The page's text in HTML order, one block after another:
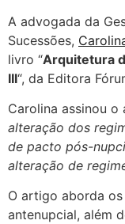
A advogada da
Sucessões,
livro “Arquitetura
III“, da Editora
Carolina assinou
alteração dos
de pacto pós-
alteração de
O artigo aborda
antenupcial, além